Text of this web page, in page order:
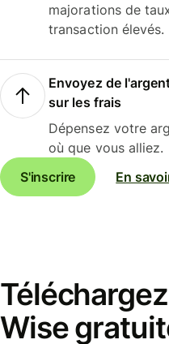
majorations de
transaction élevés.
Envoyez de
sur les frais
Dépensez votre
où que vous alliez.
S'inscrire
En
Wise